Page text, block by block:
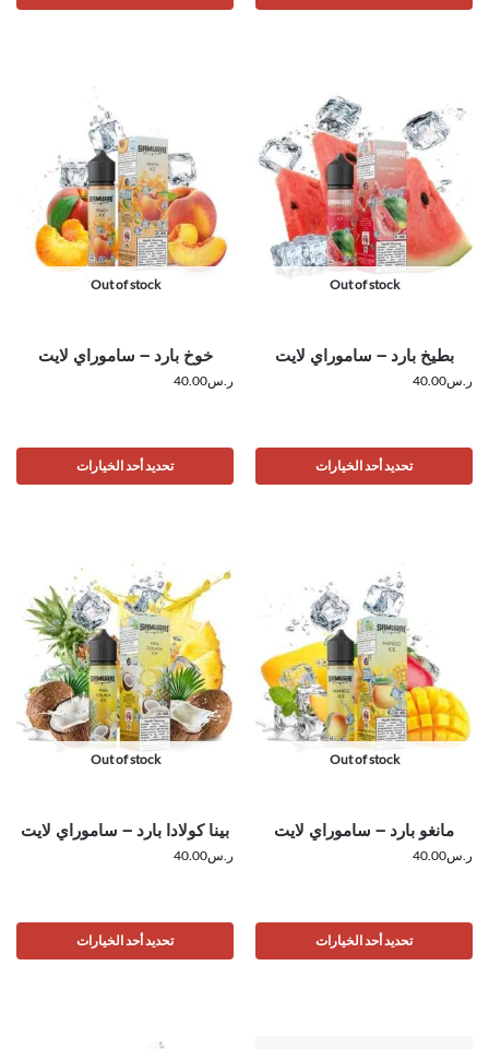
Out of stock
بطيخ بارد – ساموراي لايت
ر.س40.00
تحديد أحد الخيارات
Out of stock
خوخ بارد – ساموراي لايت
ر.س40.00
تحديد أحد الخيارات
Out of stock
مانغو بارد – ساموراي لايت
ر.س40.00
تحديد أحد الخيارات
Out of stock
بينا كولادا بارد – ساموراي لايت
ر.س40.00
تحديد أحد الخيارات